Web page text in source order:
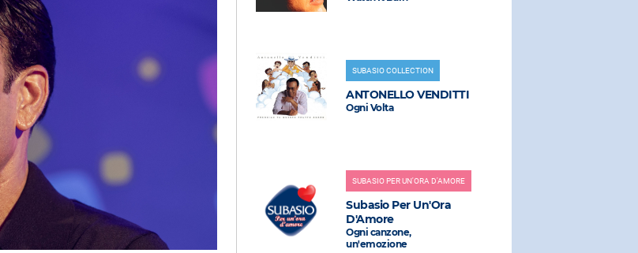
RADIO SUBASIO DISCO CLUB
TALEESA
SUBASIO COLLECTION
ANTONELLO VENDITTI
Ogni Volta
SUBASIO PER UN'ORA D'AMORE
Subasio Per Un'Ora
D'Amore
Ogni canzone,
un'emozione